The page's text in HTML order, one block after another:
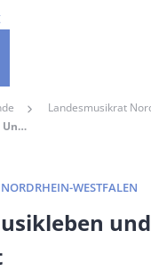
Tagung Musikleben Und Digitalität
WESTFALEN
und